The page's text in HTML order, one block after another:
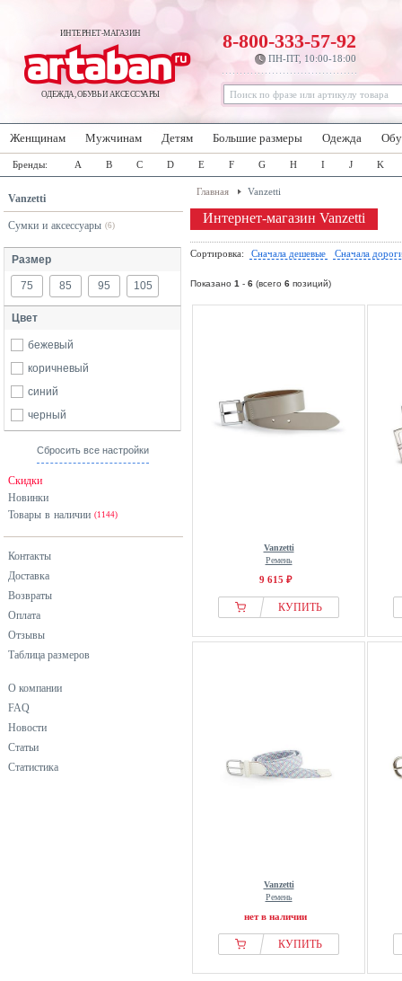
ИНТЕРНЕТ-МАГАЗИН
ОДЕЖДА, ОБУВЬ И АКСЕССУАРЫ
8-800-333-57-92
ПН-ПТ, 10:00-18:00
Женщинам Мужчинам Детям Большие размеры Одежда
Бренды: A B C D E F G H I J K
Vanzetti
Сумки и аксессуары (6)
Размер
75 85 95 105
Цвет
бежевый
коричневый
синий
черный
Сбросить все настройки
Скидки
Новинки
Товары в наличии (1144)
Контакты
Доставка
Возвраты
Оплата
Отзывы
Таблица размеров
О компании
FAQ
Новости
Статьи
Статистика
Главная Vanzetti
Интернет-магазин Vanzetti
Сортировка: Сначала дешевые Сначала
Показано 1 - 6 (всего 6 позиций)
Vanzetti
Ремень
9 615 ₽
КУПИТЬ
Vanzetti
Ремень
нет в наличии
КУПИТЬ